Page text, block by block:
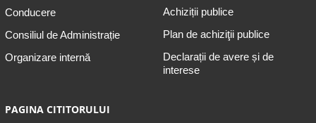
Conducere
Consiliul de Administrație
Organizare internă
Achiziții publice
Plan de achiziţii publice
Declarații de avere și de
interese
PAGINA CITITORULUI